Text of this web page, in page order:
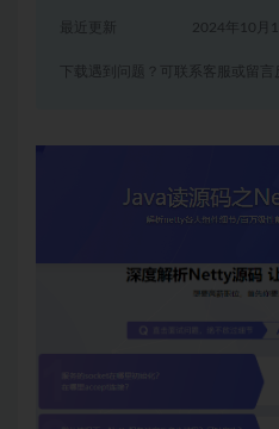
2024年10月
下载遇到问题？可联系客服或留言